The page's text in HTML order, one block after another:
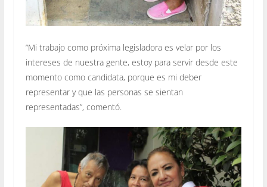
“Mi trabajo como próxima legisladora es velar por los
intereses de nuestra gente, estoy para servir desde este
momento como candidata, porque es mi deber
representar y que las personas se sientan
representadas”, comentó.